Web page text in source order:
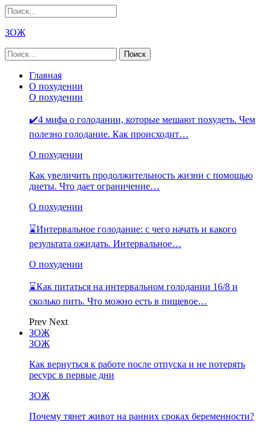
ЗОЖ
Главная
О похудении
О похудении
✔️4 мифа о голодании, которые мешают похудеть. Чем
полезно голодание. Как происходит…
О похудении
Как увеличить продолжительность жизни с помощью
диеты. Что дает ограничение…
О похудении
⌛Интервальное голодание: с чего начать и какого
результата ожидать. Интервальное…
О похудении
⌛Как питаться на интервальном голодании 16/8 и
сколько пить. Что можно есть в пищевое…
Prev Next
ЗОЖ
ЗОЖ
Как вернуться к работе после отпуска и не потерять
ресурс в первые дни
ЗОЖ
Почему тянет живот на ранних сроках беременности?